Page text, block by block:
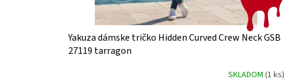
Yakuza dámske tričko Hidden Curved Crew Neck GSB
27119 tarragon
SKLADOM(1 ks)